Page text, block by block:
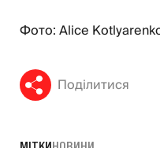
Фото: Alice
Поділитися